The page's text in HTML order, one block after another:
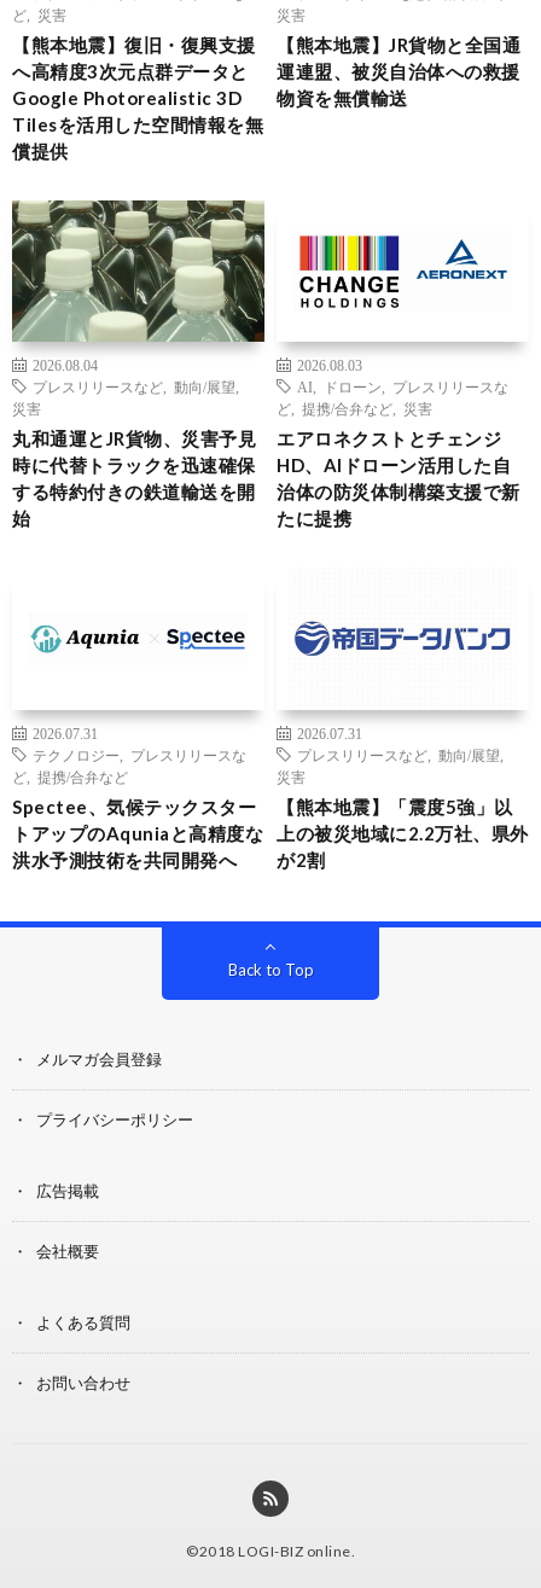
ど
災害
【熊本地震】復旧・復興支援
へ高精度3次元点群データと
Google Photorealistic 3D
Tilesを活用した空間情報を無
償提供
災害
【熊本地震】JR貨物と全国通
運連盟、被災自治体への救援
物資を無償輸送
2026.08.04
プレスリリースなど
動向/展望
災害
丸和通運とJR貨物、災害予見
時に代替トラックを迅速確保
する特約付きの鉄道輸送を開
始
2026.08.03
AI
ドローン
プレスリリースな
ど
提携/合弁など 災害
エアロネクストとチェンジ
HD、AIドローン活用した自
治体の防災体制構築支援で新
たに提携
2026.07.31
テクノロジー
プレスリリースな
ど
提携/合弁など
Spectee、気候テックスター
トアップのAquniaと高精度な
洪水予測技術を共同開発へ
2026.07.31
プレスリリースなど
動向/展望
災害
【熊本地震】「震度5強」以
上の被災地域に2.2万社、県外
が2割
Back to Top
メルマガ会員登録
プライバシーポリシー
広告掲載
会社概要
よくある質問
お問い合わせ
©2018 LOGI-BIZ online